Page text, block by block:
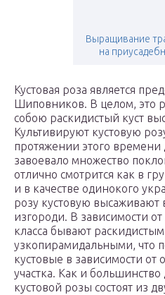
Выращивание
на
Кустовая роза является
Шиповников. В целом, это
собою раскидистый куст
Культивируют кустовую
протяжении этого времени
завоевало множество
отлично смотрится как в
и в качестве одинокого
розу кустовую высаживают
изгороди. В зависимости от
класса бывают
узкопирамидальными, что
кустовые в зависимости от
участка. Как и
кустовой розы состоят из